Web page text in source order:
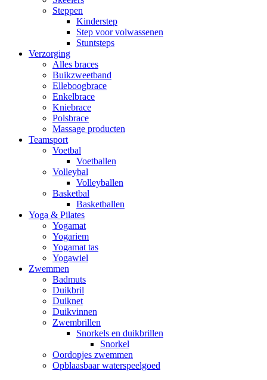
Steppen
Kinderstep
Step voor volwassenen
Stuntsteps
Verzorging
Alles braces
Buikzweetband
Elleboogbrace
Enkelbrace
Kniebrace
Polsbrace
Massage producten
Teamsport
Voetbal
Voetballen
Volleybal
Volleyballen
Basketbal
Basketballen
Yoga & Pilates
Yogamat
Yogariem
Yogamat tas
Yogawiel
Zwemmen
Badmuts
Duikbril
Duiknet
Duikvinnen
Zwembrillen
Snorkels en duikbrillen
Snorkel
Oordopjes zwemmen
Opblaasbaar waterspeelgoed